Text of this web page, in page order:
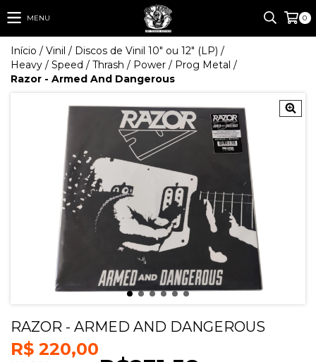
MENU 0
Início / Vinil / Discos de Vinil 10" ou 12" (LP) /
Heavy / Speed / Thrash / Power / Prog Metal /
Razor - Armed And Dangerous
RAZOR - ARMED AND DANGEROUS
R$ 220,00